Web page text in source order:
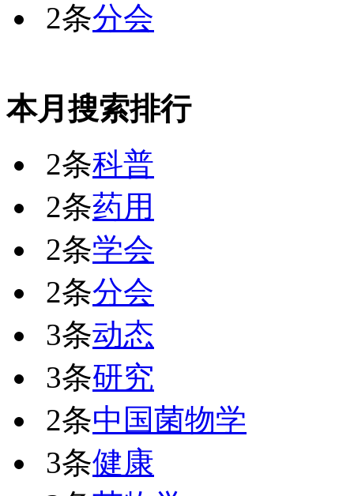
2条分会
本月搜索排行
2条科普
2条药用
2条学会
2条分会
3条动态
3条研究
2条中国菌物学
3条健康